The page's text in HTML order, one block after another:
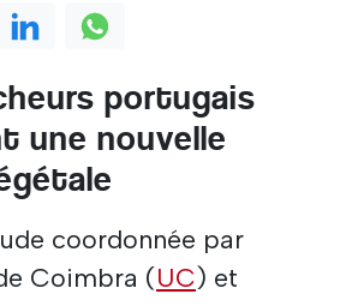
portugais
une nouvelle
coordonnée par
Coimbra (UC) et